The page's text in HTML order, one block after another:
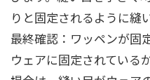
りと固定されるように縫
最終確認：ワッペンが固
ウェアに固定されている